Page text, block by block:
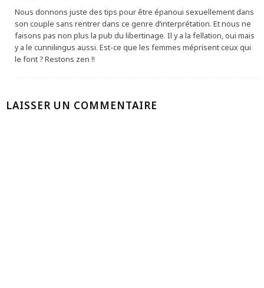
Nous donnons juste des tips pour être épanoui sexuellement dans
son couple sans rentrer dans ce genre d’interprétation. Et nous ne
faisons pas non plus la pub du libertinage. Il y a la fellation, oui mais
y a le cunnilingus aussi. Est-ce que les femmes méprisent ceux qui
le font ? Restons zen !!
LAISSER UN COMMENTAIRE